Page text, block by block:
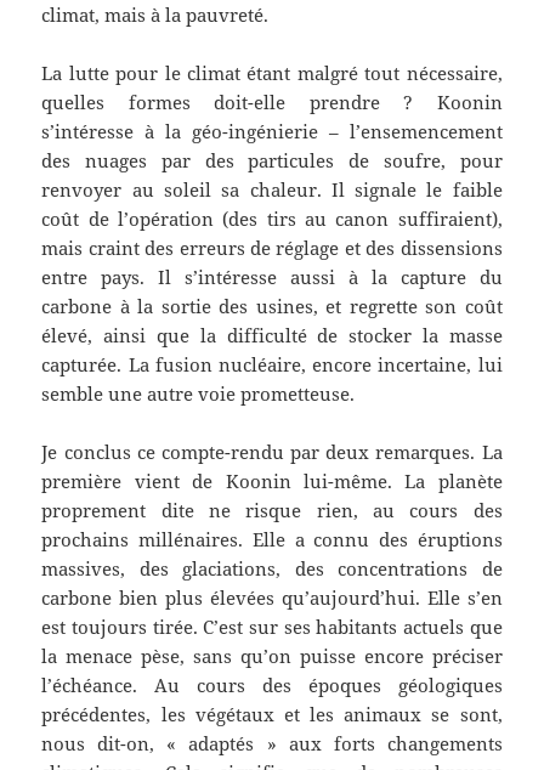
climat, mais à la pauvreté.
La lutte pour le climat étant malgré tout nécessaire,
quelles formes doit-elle prendre ? Koonin
s’intéresse à la géo-ingénierie – l’ensemencement
des nuages par des particules de soufre, pour
renvoyer au soleil sa chaleur. Il signale le faible
coût de l’opération (des tirs au canon suffiraient),
mais craint des erreurs de réglage et des dissensions
entre pays. Il s’intéresse aussi à la capture du
carbone à la sortie des usines, et regrette son coût
élevé, ainsi que la difficulté de stocker la masse
capturée. La fusion nucléaire, encore incertaine, lui
semble une autre voie prometteuse.
Je conclus ce compte-rendu par deux remarques. La
première vient de Koonin lui-même. La planète
proprement dite ne risque rien, au cours des
prochains millénaires. Elle a connu des éruptions
massives, des glaciations, des concentrations de
carbone bien plus élevées qu’aujourd’hui. Elle s’en
est toujours tirée. C’est sur ses habitants actuels que
la menace pèse, sans qu’on puisse encore préciser
l’échéance. Au cours des époques géologiques
précédentes, les végétaux et les animaux se sont,
nous dit-on, « adaptés » aux forts changements